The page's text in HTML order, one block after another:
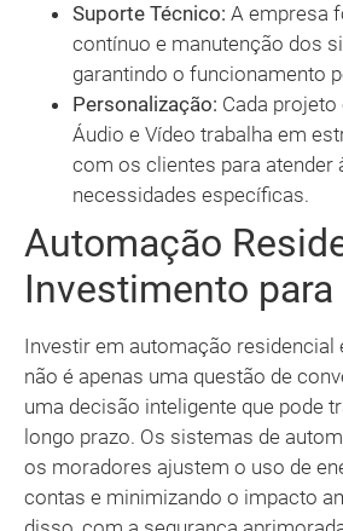
Suporte Técnico: A empresa
contínuo e manutenção dos
garantindo o funcionamento
Personalização: Cada projeto
Áudio e Vídeo trabalha em
com os clientes para atender
necessidades específicas.
Automação
Investimento
Investir em automação residencial
não é apenas uma questão de
uma decisão inteligente que pode
longo prazo. Os sistemas de
os moradores ajustem o uso de
contas e minimizando o impacto